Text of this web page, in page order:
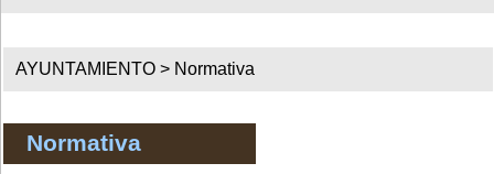
AYUNTAMIENTO > Normativa
Normativa